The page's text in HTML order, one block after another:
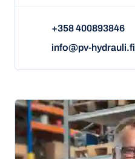
+358 400893846
info@pv-hydrauli.fi